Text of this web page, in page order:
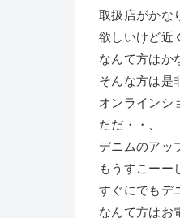
取扱店がかな
欲しいけど近
なんて方はか
そんな方は是
オンラインシ
ただ・・、
デニムのアッ
もうすこーー
すぐにでもデ
なんて方はお